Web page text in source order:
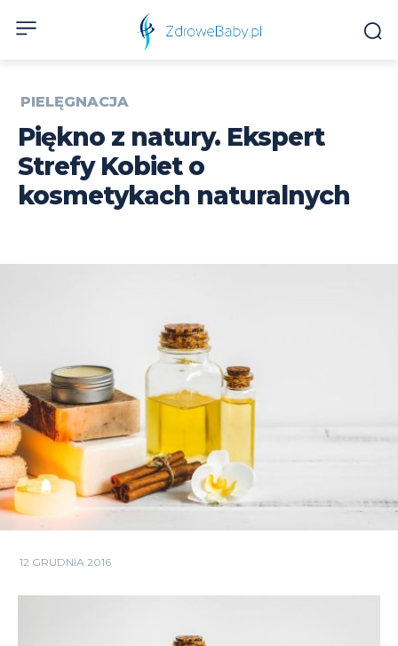
PIELĘGNACJA
Piękno z natury. Ekspert
Strefy Kobiet o
kosmetykach naturalnych
12 GRUDNIA 2016